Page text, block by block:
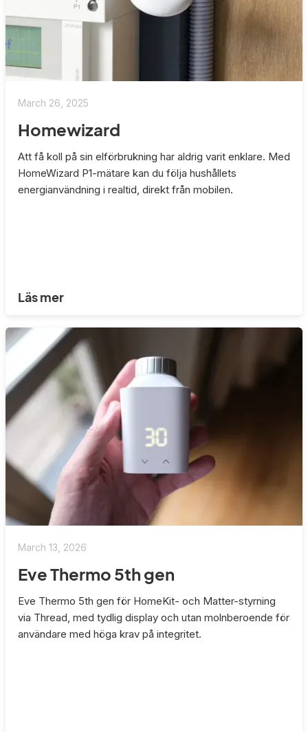
March 26, 2025
Homewizard
Att få koll på sin elförbrukning har aldrig varit enklare. Med
HomeWizard P1-mätare kan du följa hushållets
energianvändning i realtid, direkt från mobilen.
Läs mer
March 13, 2026
Eve Thermo 5th gen
Eve Thermo 5th gen för HomeKit- och Matter-styrning
via Thread, med tydlig display och utan molnberoende för
användare med höga krav på integritet.